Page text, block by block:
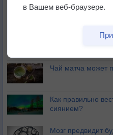
Почему северный
Букет сирени
Чай матча может
Как правильно
сиянием?
Мозг предвидит
в Вашем веб-браузере.